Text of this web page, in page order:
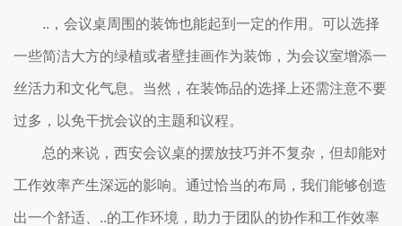
..，会议桌周围的装饰也能起到一定的作用。可以选择
一些简洁大方的绿植或者壁挂画作为装饰，为会议室增添一
丝活力和文化气息。当然，在装饰品的选择上还需注意不要
过多，以免干扰会议的主题和议程。
总的来说，西安会议桌的摆放技巧并不复杂，但却能对
工作效率产生深远的影响。通过恰当的布局，我们能够创造
出一个舒适、..的工作环境，助力于团队的协作和工作效率